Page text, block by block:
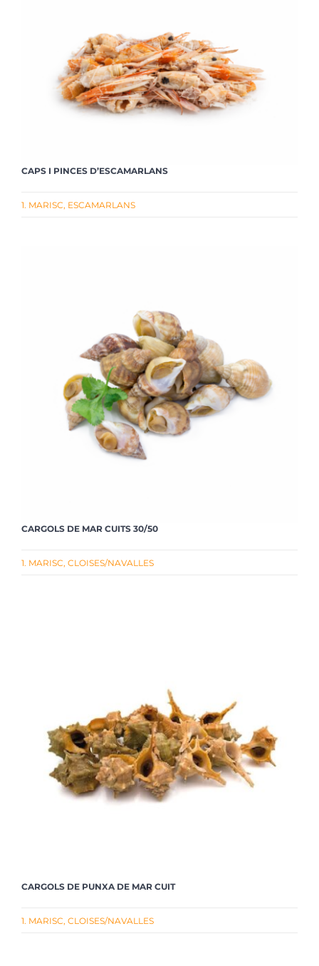
CAPS I PINCES D’ESCAMARLANS
1. MARISC, ESCAMARLANS
CARGOLS DE MAR CUITS 30/50
1. MARISC, CLOISES/NAVALLES
CARGOLS DE PUNXA DE MAR CUIT
1. MARISC, CLOISES/NAVALLES